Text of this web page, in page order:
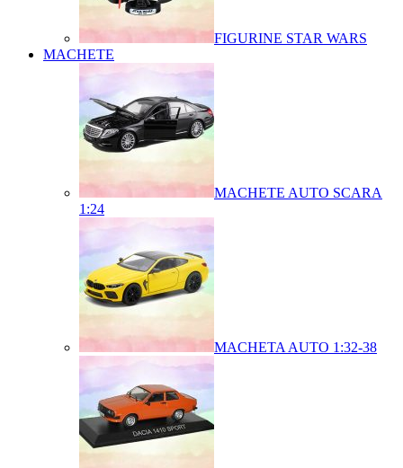
FIGURINE STAR WARS
MACHETE
MACHETE AUTO SCARA
1:24
MACHETA AUTO 1:32-38